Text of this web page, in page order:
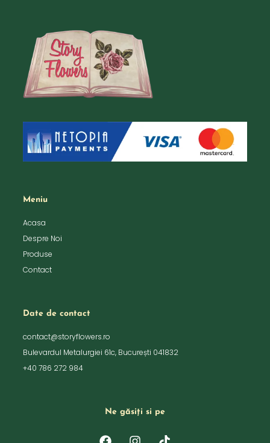
Meniu
Acasa
Despre Noi
Produse
Contact
Date de contact
contact@storyflowers.ro
Bulevardul Metalurgiei 61c, București 041832
+40 786 272 984
Ne găsiți si pe
F I T